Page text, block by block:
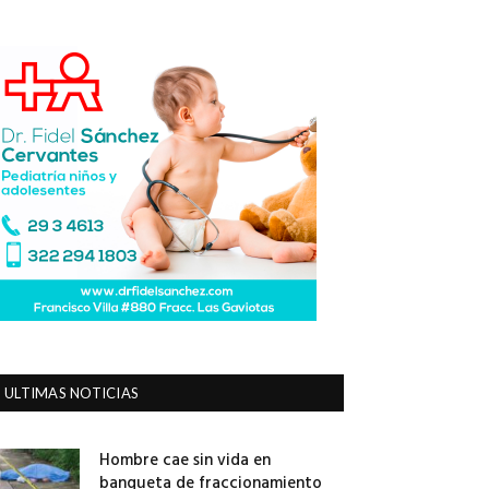
ULTIMAS NOTICIAS
Hombre cae sin vida en
banqueta de fraccionamiento